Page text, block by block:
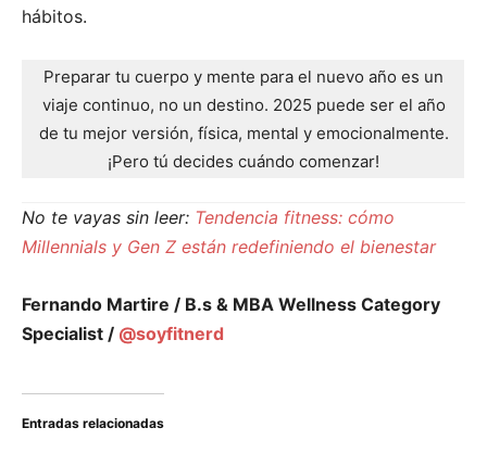
hábitos.
Preparar tu cuerpo y mente para el nuevo año es un
viaje continuo, no un destino. 2025 puede ser el año
de tu mejor versión, física, mental y emocionalmente.
¡Pero tú decides cuándo comenzar!
No te vayas sin leer: Tendencia fitness: cómo
Millennials y Gen Z están redefiniendo el bienestar
Fernando Martire / B.s & MBA Wellness Category
Specialist / @soyfitnerd
Entradas relacionadas